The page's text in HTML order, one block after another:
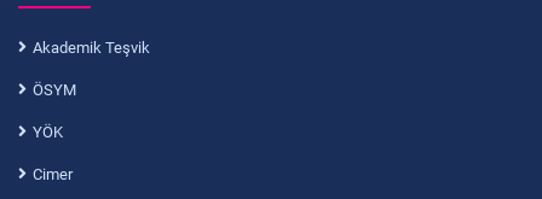
Akademik Teşvik
ÖSYM
YÖK
Cimer